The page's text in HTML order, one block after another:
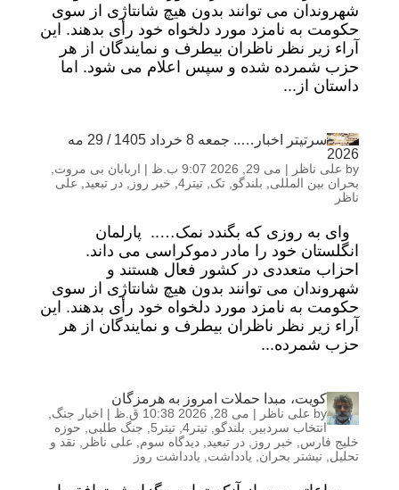
شهروندان می توانند بدون هیچ شانتاژی از سوی
حکومت به نامزد مورد دلخواه خود رأی بدهند. این
آراء زیر نظر ناظران بیطرف و نمایندگان از هر
حزب شمرده شده و سپس اعلام می شود. اما
داستان از...
سرتیتر اخبار….. جمعه 8 خرداد 1405 / 29 مه
2026
by علی ناظر | می 29, 2026 9:07 ب.ظ | اربابان بی مروت
بحران بین المللی
بلندگو تک تیتر4 , خبر روز در تبعید
علی
ناظر
وای به روزی که بگندد نمک….. پارلمان
انگلستان خود را مادر دموکراسی می داند.
احزاب متعددی در کشور فعال هستند و
شهروندان می توانند بدون هیچ شانتاژی از سوی
حکومت به نامزد مورد دلخواه خود رأی بدهند. این
آراء زیر نظر ناظران بیطرف و نمایندگان از هر
حزب شمرده...
کویت، مبدا حملات امروز به هرمزگان
by علی ناظر | می 28, 2026 10:38 ق.ظ | اخبار جنگ
انتخاب سردبیر
بلندگو تیتر4 , تیتر5 جنگ طلبی
حوزه
خلیج فارس
خبر روز در تبعید دیدگاه سوم علی ناظر
نقد و
تحلیل
نیشتر بحران یادداشت یادداشت روز